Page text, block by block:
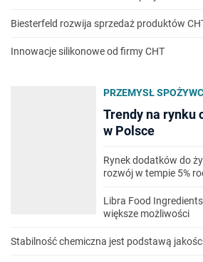
Biesterfeld rozwija sprzedaż produktów
Innowacje silikonowe od firmy CHT
PRZEMYSŁ
Trendy na rynku
w Polsce
Rynek dodatków do
rozwój w tempie 5%
Libra Food
większe możliwości
Stabilność chemiczna jest podstawą